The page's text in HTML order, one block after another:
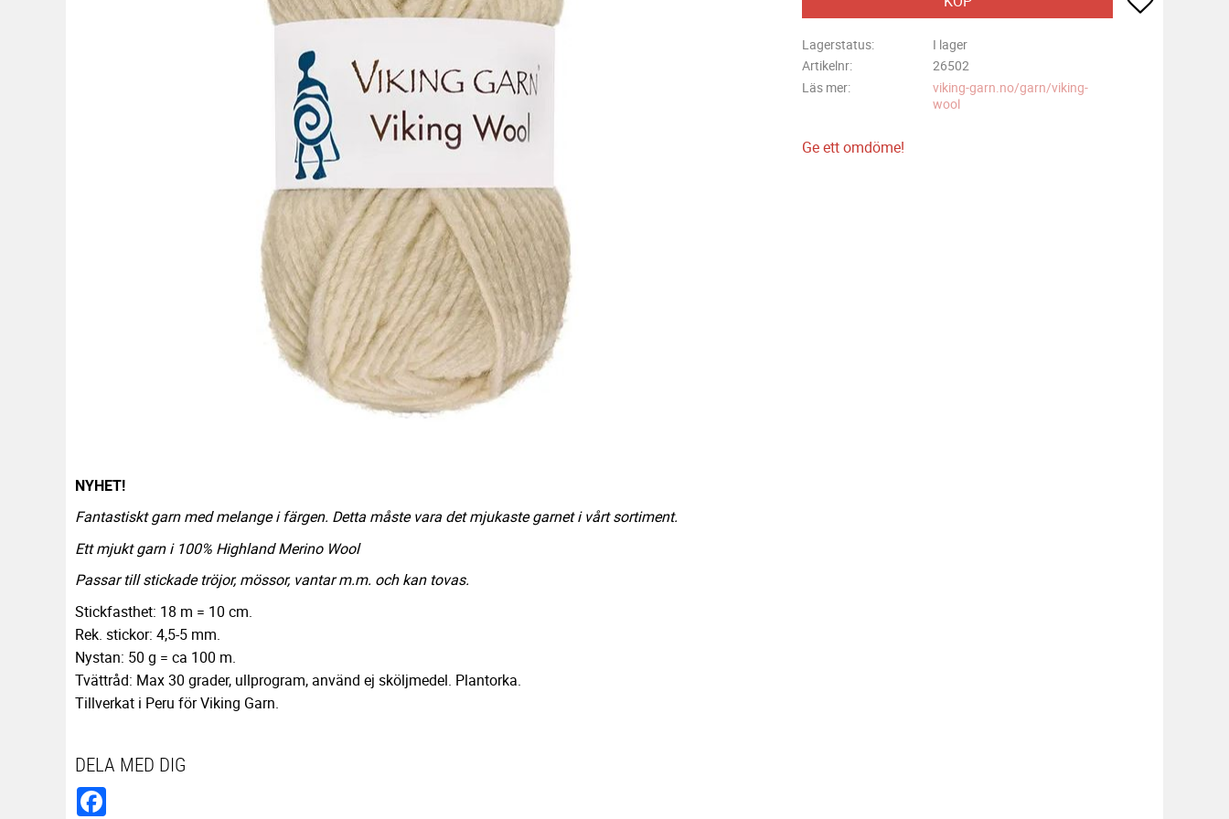
Lagerstatus
I lager
Artikelnr
26502
Läs mer
viking-garn.no/garn/viking-
wool
Ge ett omdöme!
NYHET!
Fantastiskt garn med melange i färgen. Detta måste vara det mjukaste garnet i vårt sortiment.
Ett mjukt garn i 100% Highland Merino Wool
Passar till stickade tröjor, mössor, vantar m.m. och kan tovas.
Stickfasthet: 18 m = 10 cm.
Rek. stickor: 4,5-5 mm.
Nystan: 50 g = ca 100 m.
Tvättråd: Max 30 grader, ullprogram, använd ej sköljmedel. Plantorka.
Tillverkat i Peru för Viking Garn.
DELA MED DIG